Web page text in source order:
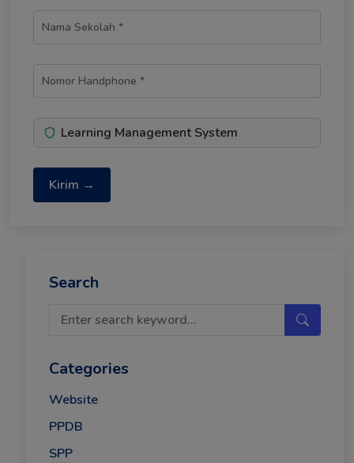
Learning Management System
Kirim →
Search
Categories
Website
PPDB
SPP